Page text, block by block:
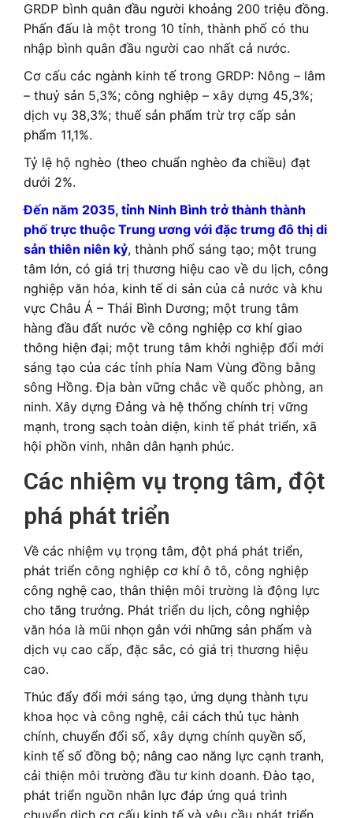
GRDP bình quân đầu người khoảng 200 triệu đồng.
Phấn đấu là một trong 10 tỉnh, thành phố có thu
nhập bình quân đầu người cao nhất cả nước.
Cơ cấu các ngành kinh tế trong GRDP: Nông – lâm
– thuỷ sản 5,3%; công nghiệp – xây dựng 45,3%;
dịch vụ 38,3%; thuế sản phẩm trừ trợ cấp sản
phẩm 11,1%.
Tỷ lệ hộ nghèo (theo chuẩn nghèo đa chiều) đạt
dưới 2%.
Đến năm 2035, tỉnh Ninh Bình trở thành thành
phố trực thuộc Trung ương với đặc trưng đô thị di
sản thiên niên kỷ, thành phố sáng tạo; một trung
tâm lớn, có giá trị thương hiệu cao về du lịch, công
nghiệp văn hóa, kinh tế di sản của cả nước và khu
vực Châu Á – Thái Bình Dương; một trung tâm
hàng đầu đất nước về công nghiệp cơ khí giao
thông hiện đại; một trung tâm khởi nghiệp đổi mới
sáng tạo của các tỉnh phía Nam Vùng đồng bằng
sông Hồng. Địa bàn vững chắc về quốc phòng, an
ninh. Xây dựng Đảng và hệ thống chính trị vững
mạnh, trong sạch toàn diện, kinh tế phát triển, xã
hội phồn vinh, nhân dân hạnh phúc.
Các nhiệm vụ trọng tâm, đột
phá phát triển
Về các nhiệm vụ trọng tâm, đột phá phát triển,
phát triển công nghiệp cơ khí ô tô, công nghiệp
công nghệ cao, thân thiện môi trường là động lực
cho tăng trưởng. Phát triển du lịch, công nghiệp
văn hóa là mũi nhọn gắn với những sản phẩm và
dịch vụ cao cấp, đặc sắc, có giá trị thương hiệu
cao.
Thúc đẩy đổi mới sáng tạo, ứng dụng thành tựu
khoa học và công nghệ, cải cách thủ tục hành
chính, chuyển đổi số, xây dựng chính quyền số,
kinh tế số đồng bộ; nâng cao năng lực cạnh tranh,
cải thiện môi trường đầu tư kinh doanh. Đào tạo,
phát triển nguồn nhân lực đáp ứng quá trình